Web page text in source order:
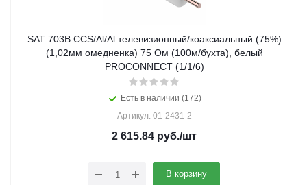
SAT 703В ССS/Al/Al телевизионный/коаксиальный (75%)
(1,02мм омедненка) 75 Ом (100м/бухта), белый
PROCONNECT (1/1/6)
Есть в наличии (172)
Артикул: 01-2431-2
2 615.84 руб./шт
В корзину